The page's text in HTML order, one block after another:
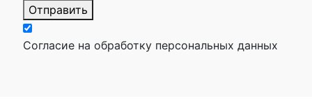
Отправить
Согласие на обработку персональных данных